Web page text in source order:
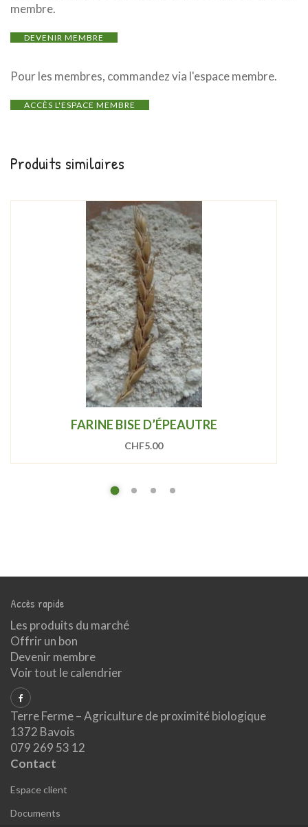
membre.
DEVENIR MEMBRE
Pour les membres, commandez via l'espace membre.
ACCÈS L'ESPACE MEMBRE
Produits similaires
FARINE BISE D’ÉPEAUTRE
CHF5.00
Accès rapide
Les produits du marché
Offrir un bon
Devenir membre
Voir tout le calendrier
Terre Ferme – Agriculture de proximité biologique
1372 Bavois
079 269 53 12
Contact
Espace client
Documents